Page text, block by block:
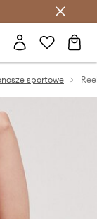
sportowe